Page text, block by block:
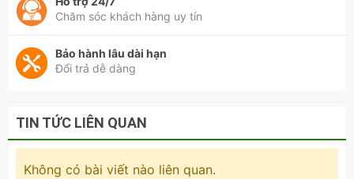
Chăm sóc khách hàng uy tín
Bảo hành lâu dài hạn
Đổi trả dễ dàng
TIN TỨC LIÊN QUAN
Không có bài viết nào liên quan.